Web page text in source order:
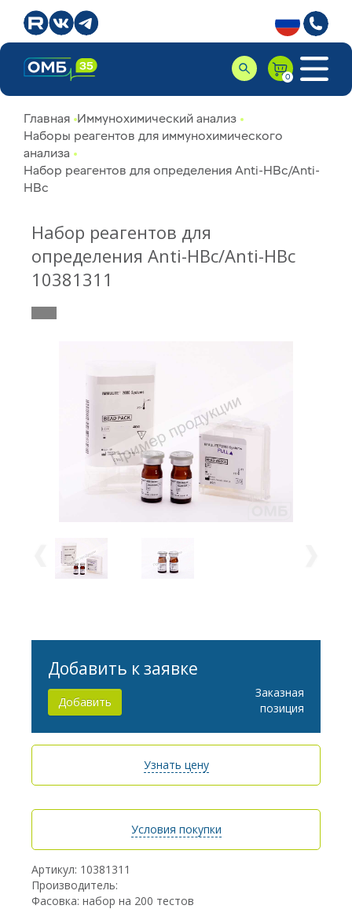
Главная Иммунохимический анализ
Наборы реагентов для иммунохимического
анализа
Набор реагентов для определения Anti-HBc/Anti-
HBc
Набор реагентов для
определения Anti-HBc/Anti-HBc
10381311
Артикул: 10381311
Производитель:
Фасовка: набор на 200 тестов
Добавить к заявке
Добавить
Заказная
позиция
Узнать цену
Условия покупки